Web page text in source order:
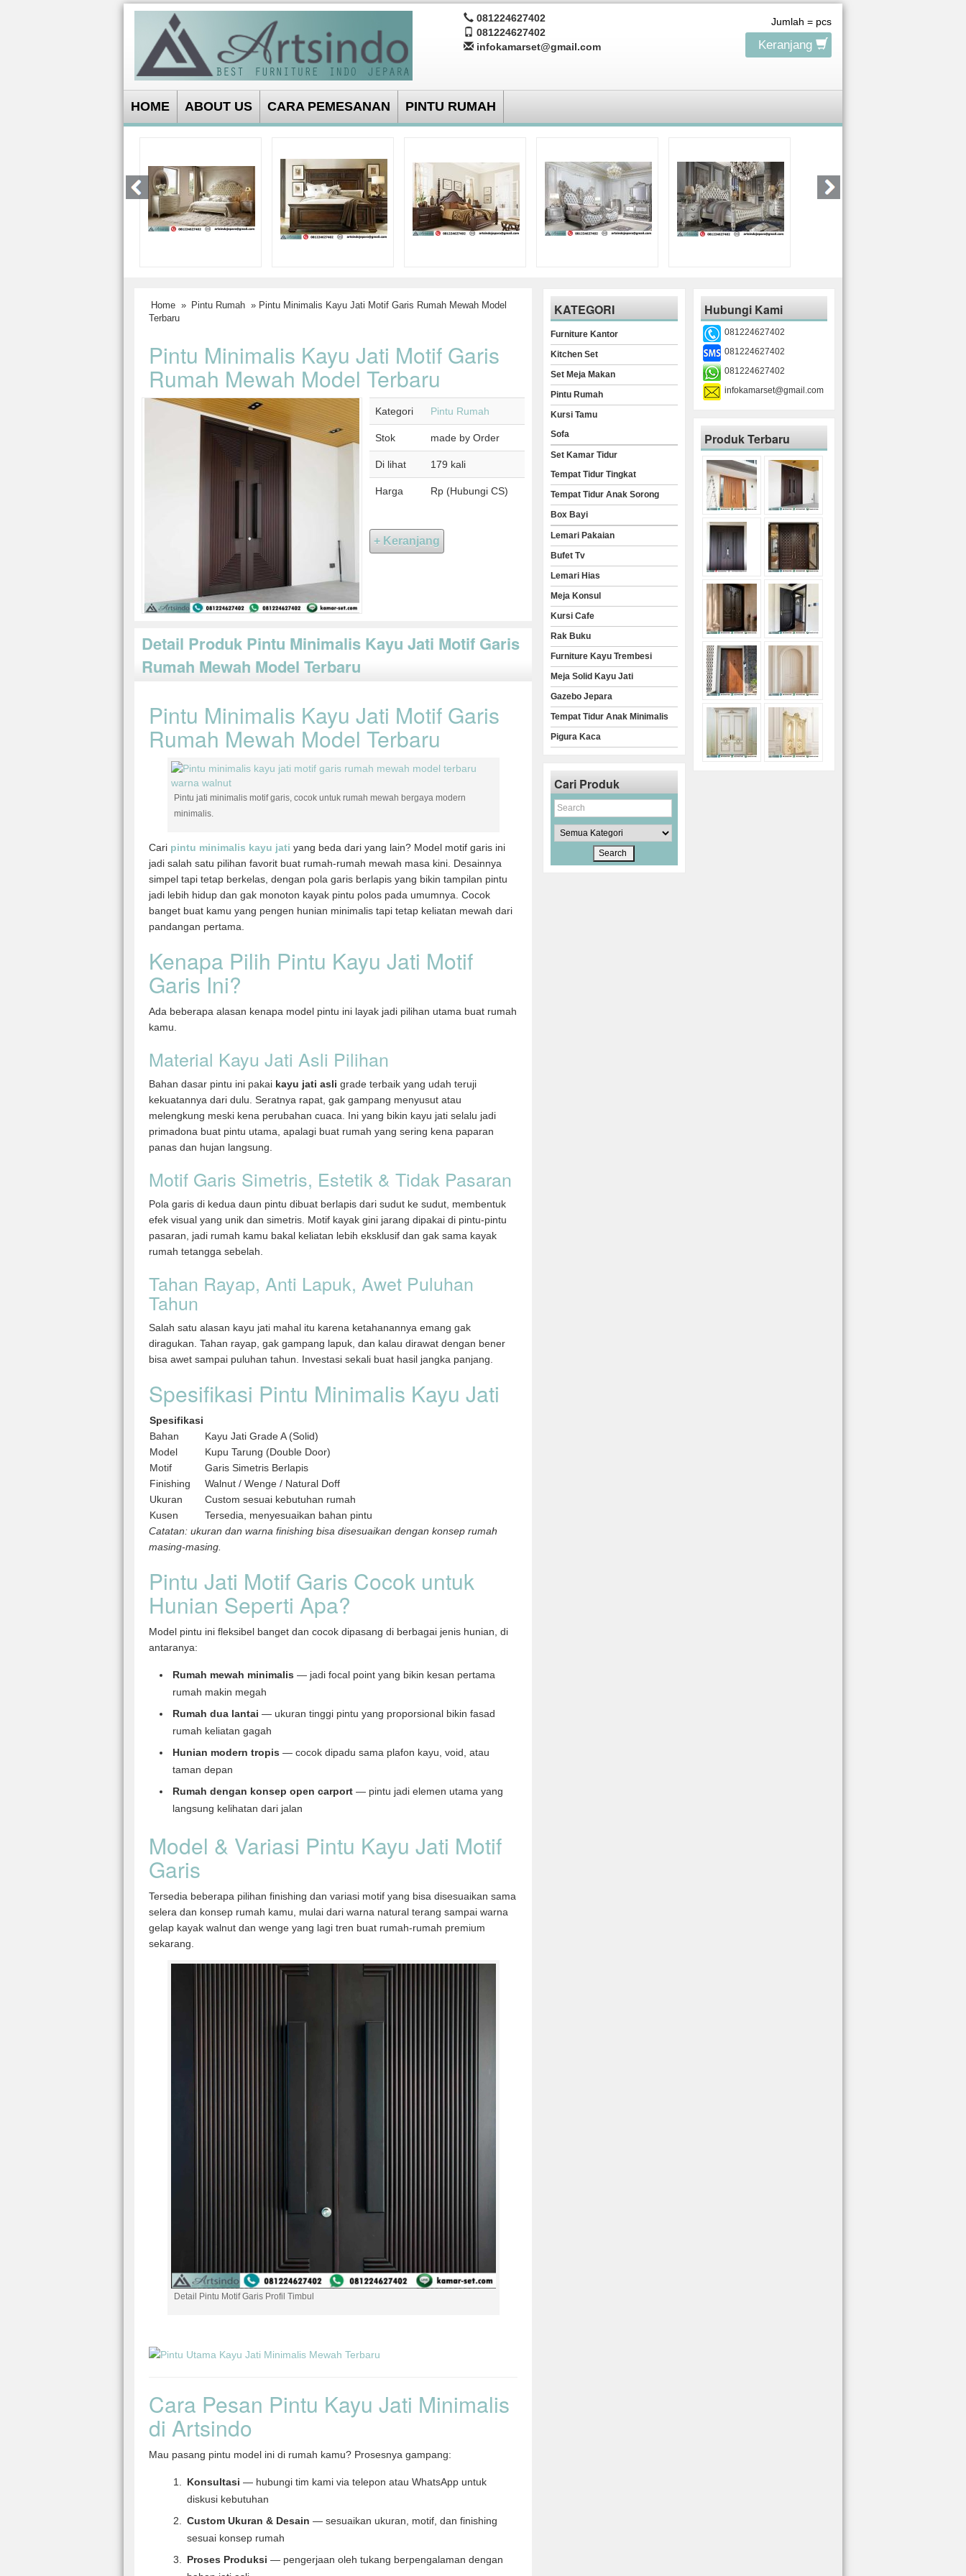
081224627402
081224627402
infokamarset@gmail.com
Jumlah = pcs
Keranjang
HOME ABOUT US CARA PEMESANAN PINTU RUMAH
Home » Pintu Rumah » Pintu Minimalis Kayu Jati Motif Garis Rumah Mewah Model
Terbaru
Pintu Minimalis Kayu Jati Motif Garis
Rumah Mewah Model Terbaru
Kategori Pintu Rumah
Stok made by Order
Di lihat 179 kali
Harga Rp (Hubungi CS)
Detail Produk Pintu Minimalis Kayu Jati Motif Garis
Rumah Mewah Model Terbaru
Pintu Minimalis Kayu Jati Motif Garis
Rumah Mewah Model Terbaru
Pintu jati minimalis motif garis, cocok untuk rumah mewah bergaya modern
minimalis.
Cari pintu minimalis kayu jati yang beda dari yang lain? Model motif garis ini
jadi salah satu pilihan favorit buat rumah-rumah mewah masa kini. Desainnya
simpel tapi tetap berkelas, dengan pola garis berlapis yang bikin tampilan pintu
jadi lebih hidup dan gak monoton kayak pintu polos pada umumnya. Cocok
banget buat kamu yang pengen hunian minimalis tapi tetap keliatan mewah dari
pandangan pertama.
Kenapa Pilih Pintu Kayu Jati Motif
Garis Ini?
Ada beberapa alasan kenapa model pintu ini layak jadi pilihan utama buat rumah
kamu.
Material Kayu Jati Asli Pilihan
Bahan dasar pintu ini pakai kayu jati asli grade terbaik yang udah teruji
kekuatannya dari dulu. Seratnya rapat, gak gampang menyusut atau
melengkung meski kena perubahan cuaca. Ini yang bikin kayu jati selalu jadi
primadona buat pintu utama, apalagi buat rumah yang sering kena paparan
panas dan hujan langsung.
Motif Garis Simetris, Estetik & Tidak Pasaran
Pola garis di kedua daun pintu dibuat berlapis dari sudut ke sudut, membentuk
efek visual yang unik dan simetris. Motif kayak gini jarang dipakai di pintu-pintu
pasaran, jadi rumah kamu bakal keliatan lebih eksklusif dan gak sama kayak
rumah tetangga sebelah.
Tahan Rayap, Anti Lapuk, Awet Puluhan
Tahun
Salah satu alasan kayu jati mahal itu karena ketahanannya emang gak
diragukan. Tahan rayap, gak gampang lapuk, dan kalau dirawat dengan bener
bisa awet sampai puluhan tahun. Investasi sekali buat hasil jangka panjang.
Spesifikasi Pintu Minimalis Kayu Jati
Spesifikasi
Bahan
Kayu Jati Grade A (Solid)
Model
Kupu Tarung (Double Door)
Motif
Garis Simetris Berlapis
Finishing
Walnut / Wenge / Natural Doff
Ukuran
Custom sesuai kebutuhan rumah
Kusen
Tersedia, menyesuaikan bahan pintu
Catatan: ukuran dan warna finishing bisa disesuaikan dengan konsep rumah
masing-masing.
Pintu Jati Motif Garis Cocok untuk
Hunian Seperti Apa?
Model pintu ini fleksibel banget dan cocok dipasang di berbagai jenis hunian, di
antaranya:
Rumah mewah minimalis — jadi focal point yang bikin kesan pertama
rumah makin megah
Rumah dua lantai — ukuran tinggi pintu yang proporsional bikin fasad
rumah keliatan gagah
Hunian modern tropis — cocok dipadu sama plafon kayu, void, atau
taman depan
Rumah dengan konsep open carport — pintu jadi elemen utama yang
langsung kelihatan dari jalan
Model & Variasi Pintu Kayu Jati Motif
Garis
Tersedia beberapa pilihan finishing dan variasi motif yang bisa disesuaikan sama
selera dan konsep rumah kamu, mulai dari warna natural terang sampai warna
gelap kayak walnut dan wenge yang lagi tren buat rumah-rumah premium
sekarang.
Detail Pintu Motif Garis Profil Timbul
Cara Pesan Pintu Kayu Jati Minimalis
di Artsindo
Mau pasang pintu model ini di rumah kamu? Prosesnya gampang:
Konsultasi — hubungi tim kami via telepon atau WhatsApp untuk
diskusi kebutuhan
Custom Ukuran & Desain — sesuaikan ukuran, motif, dan finishing
sesuai konsep rumah
Proses Produksi — pengerjaan oleh tukang berpengalaman dengan
KATEGORI
Furniture Kantor
Kitchen Set
Set Meja Makan
Pintu Rumah
Kursi Tamu
Sofa
Set Kamar Tidur
Tempat Tidur Tingkat
Tempat Tidur Anak Sorong
Box Bayi
Lemari Pakaian
Bufet Tv
Lemari Hias
Meja Konsul
Kursi Cafe
Rak Buku
Furniture Kayu Trembesi
Meja Solid Kayu Jati
Gazebo Jepara
Tempat Tidur Anak Minimalis
Pigura Kaca
Cari Produk
Hubungi Kami
081224627402
081224627402
081224627402
infokamarset@gmail.com
Produk Terbaru